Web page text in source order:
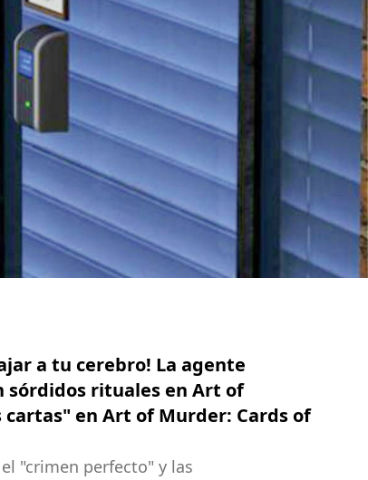
a tu cerebro! La agente
sórdidos rituales en Art of
en Art of Murder: Cards of
"crimen perfecto" y las